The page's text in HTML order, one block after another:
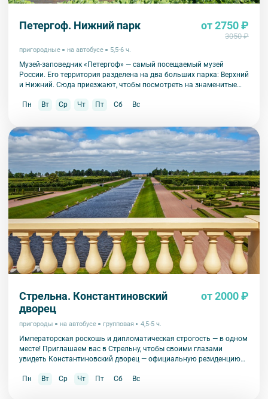
Петергоф. Нижний парк от 2750 ₽
3050 ₽
пригородные на автобусе 5,5-6 ч.
Музей-заповедник «Петергоф» — самый посещаемый музей
России. Его территория разделена на два больших парка: Верхний
и Нижний. Сюда приезжают, чтобы посмотреть на знаменитые
Пн
Вт Ср Чт Пт Сб Вс
Стрельна. Константиновский
дворец
от 2000 ₽
пригороды на автобусе групповая 4,5-5 ч.
Императорская роскошь и дипломатическая строгость — в одном
месте! Приглашаем вас в Стрельну, чтобы своими глазами
увидеть Константиновский дворец — официальную резиденцию
Пн
Вт Ср Чт Пт Сб Вс